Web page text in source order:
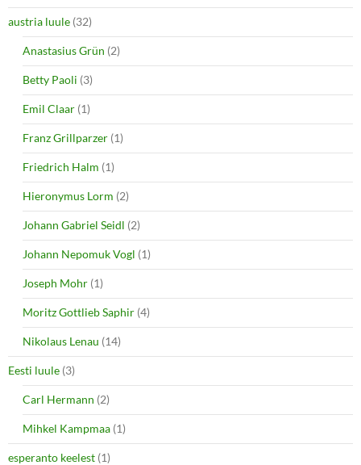
d
o
)
n
d
w
)
austria luule (32)
Anastasius Grün (2)
Betty Paoli (3)
Emil Claar (1)
Franz Grillparzer (1)
Friedrich Halm (1)
Hieronymus Lorm (2)
Johann Gabriel Seidl (2)
Johann Nepomuk Vogl (1)
Joseph Mohr (1)
Moritz Gottlieb Saphir (4)
Nikolaus Lenau (14)
Eesti luule (3)
Carl Hermann (2)
Mihkel Kampmaa (1)
esperanto keelest (1)